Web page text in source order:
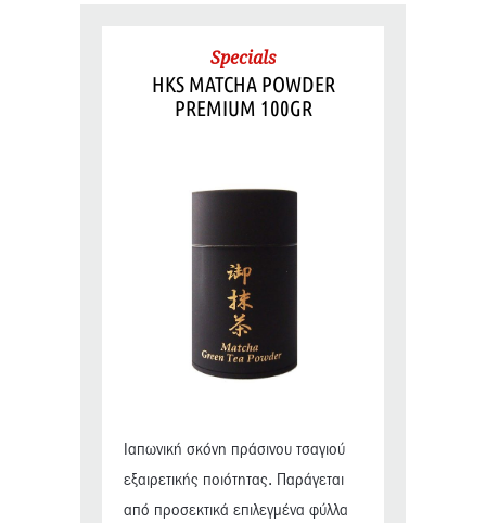
Specials
HKS MATCHA POWDER
PREMIUM 100GR
Ιαπωνική σκόνη πράσινου τσαγιού
εξαιρετικής ποιότητας. Παράγεται
από προσεκτικά επιλεγμένα φύλλα